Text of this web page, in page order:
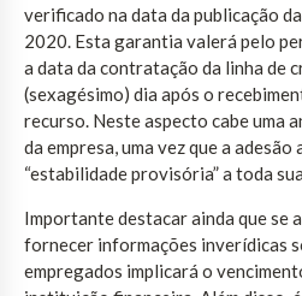
verificado na data da publicação
2020. Esta garantia valerá pelo
a data da contratação da linha de
(sexagésimo) dia após o
recurso. Neste aspecto cabe uma
da empresa, uma vez que a
“estabilidade provisória” a toda
Importante destacar ainda que se
fornecer informações inverídicas
empregados implicará o